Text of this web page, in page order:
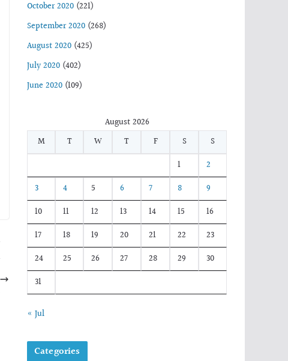
October 2020 (221)
September 2020 (268)
August 2020 (425)
July 2020 (402)
June 2020 (109)
August 2026
M
T W T F S
S
1
2
3
4 5 6 7 8
9
10
11 12 13 14 15
16
17
18 19 20 21 22
23
24
25 26 27 28 29
30
31
« Jul
Categories